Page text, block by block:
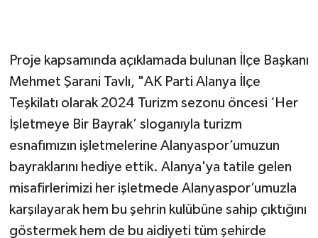
Proje kapsamında açıklamada bulunan İlçe Başkanı
Mehmet Şarani Tavlı, "AK Parti Alanya İlçe
Teşkilatı olarak 2024 Turizm sezonu öncesi ‘Her
İşletmeye Bir Bayrak’ sloganıyla turizm
esnafımızın işletmelerine Alanyaspor’umuzun
bayraklarını hediye ettik. Alanya'ya tatile gelen
misafirlerimizi her işletmede Alanyaspor’umuzla
karşılayarak hem bu şehrin kulübüne sahip çıktığını
göstermek hem de bu aidiyeti tüm şehirde